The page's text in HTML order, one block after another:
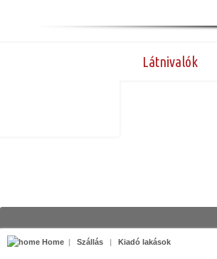
Látnivalók
Home | Szállás | Kiadó lakások